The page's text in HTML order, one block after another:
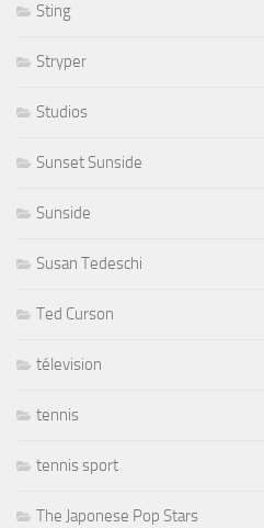
Sting
Stryper
Studios
Sunset Sunside
Sunside
Susan Tedeschi
Ted Curson
télevision
tennis
tennis sport
The Japonese Pop Stars